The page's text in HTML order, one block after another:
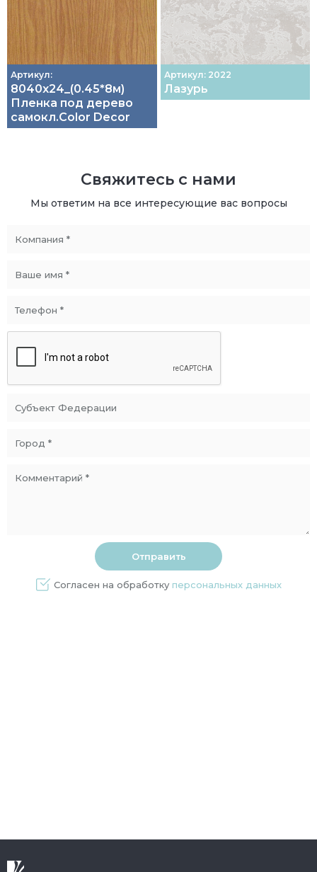
Артикул:
8040х24_(0.45*8м)
Пленка под дерево
самокл.Color Decor
Артикул: 2022
Лазурь
Свяжитесь с нами
Мы ответим на все интересующие вас вопросы
Согласен на обработку персональных данных